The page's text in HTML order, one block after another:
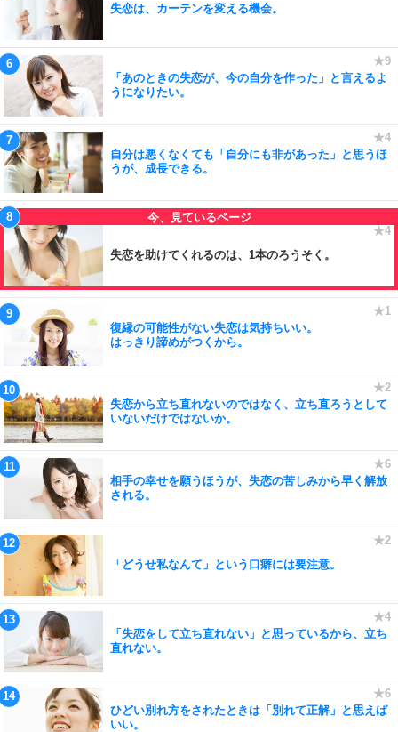
失恋は、カーテンを変える機会。
「あのときの失恋が、今の自分を作った」と言えるよ
うになりたい。
自分は悪くなくても「自分にも非があった」と思うほ
うが、成長できる。
失恋を助けてくれるのは、1本のろうそく。
復縁の可能性がない失恋は気持ちいい。
はっきり諦めがつくから。
失恋から立ち直れないのではなく、立ち直ろうとして
いないだけではないか。
相手の幸せを願うほうが、失恋の苦しみから早く解放
される。
「どうせ私なんて」という口癖には要注意。
「失恋をして立ち直れない」と思っているから、立ち
直れない。
ひどい別れ方をされたときは「別れて正解」と思えば
いい。